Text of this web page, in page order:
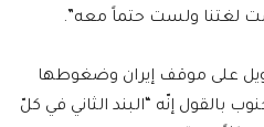
لغتنا ولست حتماً معه”.
على موقف إيران وضغوطها
بالقول إنّه “البند الثاني في كلّ